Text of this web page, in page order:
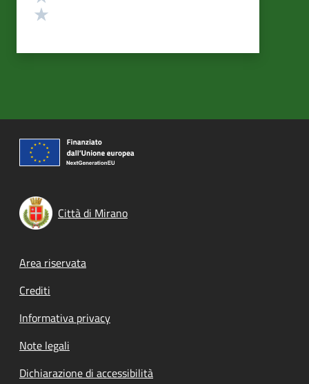
Città di Mirano
Footer menu
Area riservata
Crediti
Informativa privacy
Note legali
Dichiarazione di accessibilità